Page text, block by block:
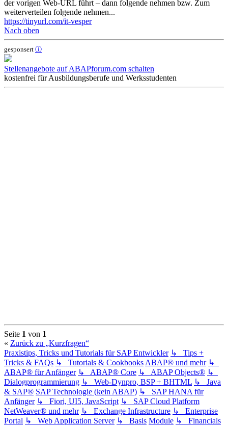
der vorigen Web-URL führt – dann folgende nehmen bzw. Zum
weiterverteilen folgende nehmen...
https://tinyurl.com/it-vesper
Nach oben
gesponsert ⓘ
Stellenangebote auf ABAPforum.com schalten
kostenfrei für Ausbildungsberufe und Werksstudenten
Seite 1 von 1
« Zurück zu „Kurzfragen“
Praxistips, Tricks und Tutorials für SAP Entwickler ↳ Tips +
Tricks & FAQs ↳ Tutorials & Cookbooks ABAP® und mehr ↳
ABAP® für Anfänger ↳ ABAP® Core ↳ ABAP Objects® ↳
Dialogprogrammierung ↳ Web-Dynpro, BSP + BHTML ↳ Java
& SAP® SAP Technologie (kein ABAP) ↳ SAP HANA für
Anfänger ↳ Fiori, UI5, JavaScript ↳ SAP Cloud Platform
NetWeaver® und mehr ↳ Exchange Infrastructure ↳ Enterprise
Portal ↳ Web Application Server ↳ Basis Module ↳ Financials